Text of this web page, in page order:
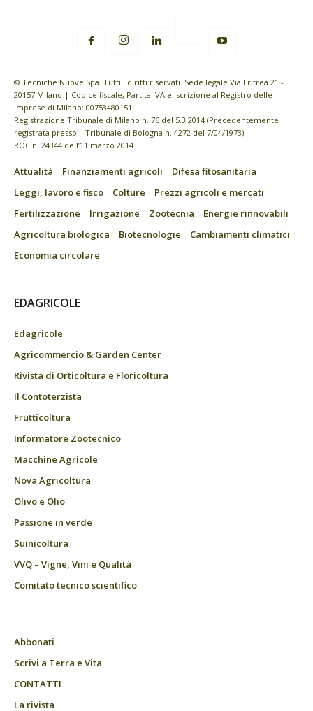
© Tecniche Nuove Spa. Tutti i diritti riservati. Sede legale Via Eritrea 21 -
20157 Milano | Codice fiscale, Partita IVA e Iscrizione al Registro delle
imprese di Milano: 00753480151
Registrazione Tribunale di Milano n. 76 del 5.3.2014 (Precedentemente
registrata presso il Tribunale di Bologna n. 4272 del 7/04/1973)
ROC n. 24344 dell’11 marzo 2014
Attualità Finanziamenti agricoli
Difesa fitosanitaria
Leggi, lavoro e fisco
Colture
Prezzi agricoli e mercati
Fertilizzazione
Irrigazione Zootecnia
Energie rinnovabili
Agricoltura biologica
Biotecnologie
Cambiamenti climatici
Economia circolare
EDAGRICOLE
Edagricole
Agricommercio & Garden Center
Rivista di Orticoltura e Floricoltura
Il Contoterzista
Frutticoltura
Informatore Zootecnico
Macchine Agricole
Nova Agricoltura
Olivo e Olio
Passione in verde
Suinicoltura
VVQ – Vigne, Vini e Qualità
Comitato tecnico scientifico
Abbonati
Scrivi a Terra e Vita
CONTATTI
La rivista